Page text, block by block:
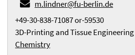
m.lindner@fu-berlin.de
+49-30-838-71087 or-59530
3D-Printing and Tissue Engineering
Chemistry